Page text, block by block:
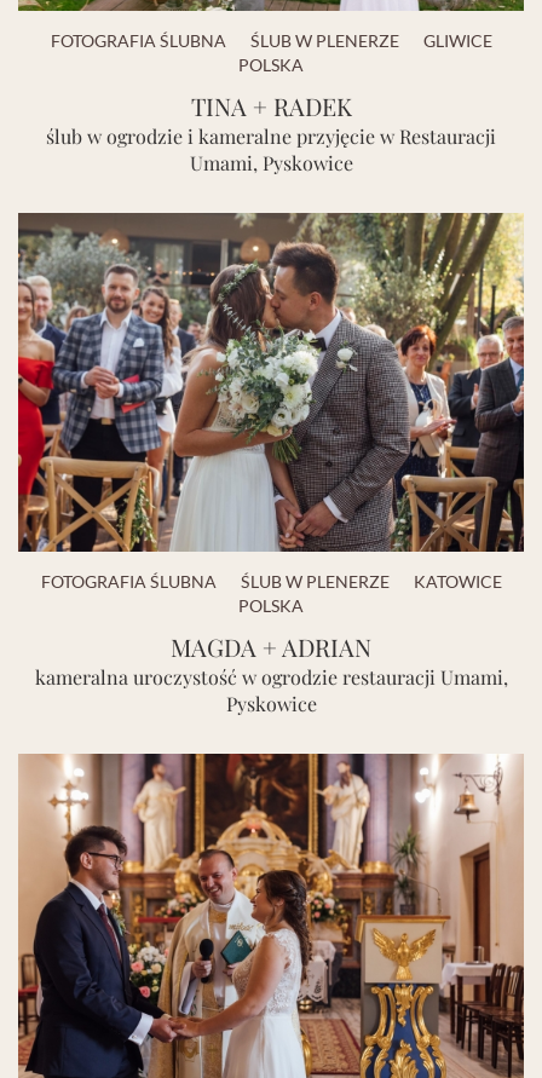
FOTOGRAFIA ŚLUBNA ŚLUB W PLENERZE
GLIWICE
POLSKA
TINA + RADEK
ślub w ogrodzie i kameralne przyjęcie w Restauracji
Umami, Pyskowice
FOTOGRAFIA ŚLUBNA ŚLUB W PLENERZE
KATOWICE
POLSKA
MAGDA + ADRIAN
kameralna uroczystość w ogrodzie restauracji Umami,
Pyskowice